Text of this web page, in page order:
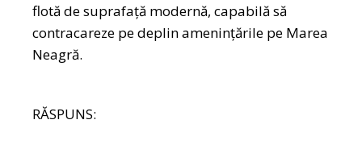
flotă de suprafaţă modernă, capabilă să
contracareze pe deplin ameninţările pe Marea
Neagră.
RĂSPUNS: